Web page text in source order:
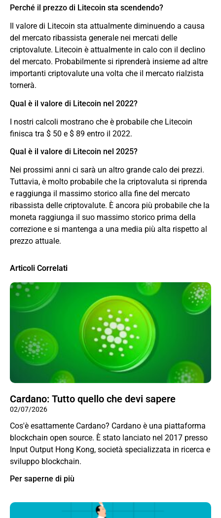
Perché il prezzo di Litecoin sta scendendo?
Il valore di Litecoin sta attualmente diminuendo a causa
del mercato ribassista generale nei mercati delle
criptovalute. Litecoin è attualmente in calo con il declino
del mercato. Probabilmente si riprenderà insieme ad altre
importanti criptovalute una volta che il mercato rialzista
tornerà.
Qual è il valore di Litecoin nel 2022?
I nostri calcoli mostrano che è probabile che Litecoin
finisca tra $ 50 e $ 89 entro il 2022.
Qual è il valore di Litecoin nel 2025?
Nei prossimi anni ci sarà un altro grande calo dei prezzi.
Tuttavia, è molto probabile che la criptovaluta si riprenda
e raggiunga il massimo storico alla fine del mercato
ribassista delle criptovalute. È ancora più probabile che la
moneta raggiunga il suo massimo storico prima della
correzione e si mantenga a una media più alta rispetto al
prezzo attuale.
Articoli Correlati
Cardano: Tutto quello che devi sapere
02/07/2026
Cos'è esattamente Cardano? Cardano è una piattaforma
blockchain open source. È stato lanciato nel 2017 presso
Input Output Hong Kong, società specializzata in ricerca e
sviluppo blockchain.
Per saperne di più